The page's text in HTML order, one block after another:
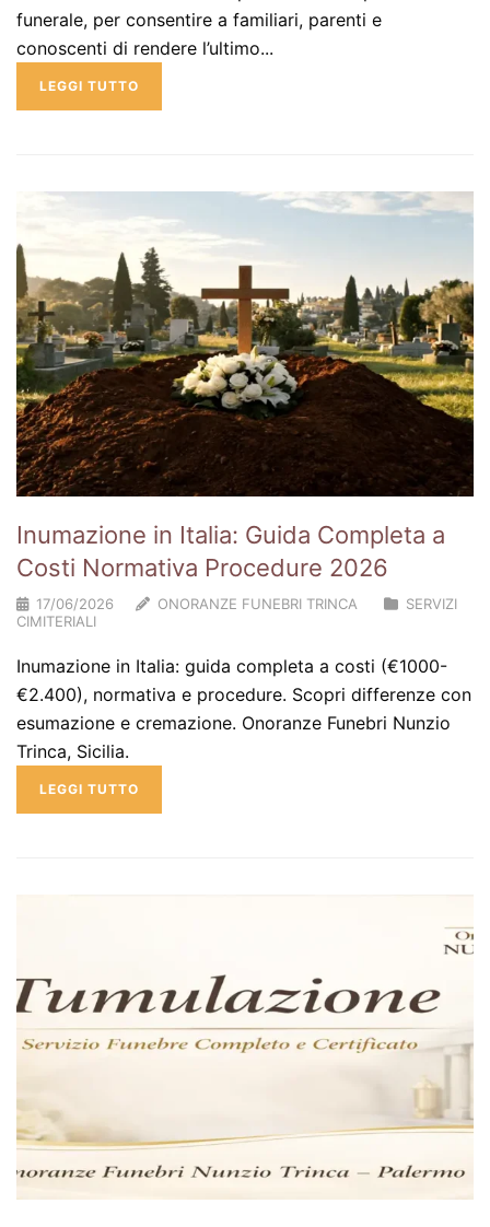
funerale, per consentire a familiari, parenti e
conoscenti di rendere l’ultimo...
LEGGI TUTTO
Inumazione in Italia: Guida Completa a
Costi Normativa Procedure 2026
17/06/2026 ONORANZE FUNEBRI TRINCA
SERVIZI
CIMITERIALI
Inumazione in Italia: guida completa a costi (€1000-
€2.400), normativa e procedure. Scopri differenze con
esumazione e cremazione. Onoranze Funebri Nunzio
Trinca, Sicilia.
LEGGI TUTTO